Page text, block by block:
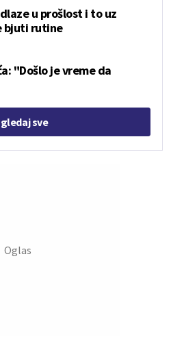
u prošlost i to uz
bjuti rutine
"Došlo je vreme da
sve